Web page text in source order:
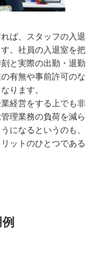
ば、スタッフの入退
。社員の入退室を把
と実際の出勤・退勤
有無や事前許可のな
ります。
経営をする上でも非
理業務の負荷を減ら
になるというのも、
ットのひとつである